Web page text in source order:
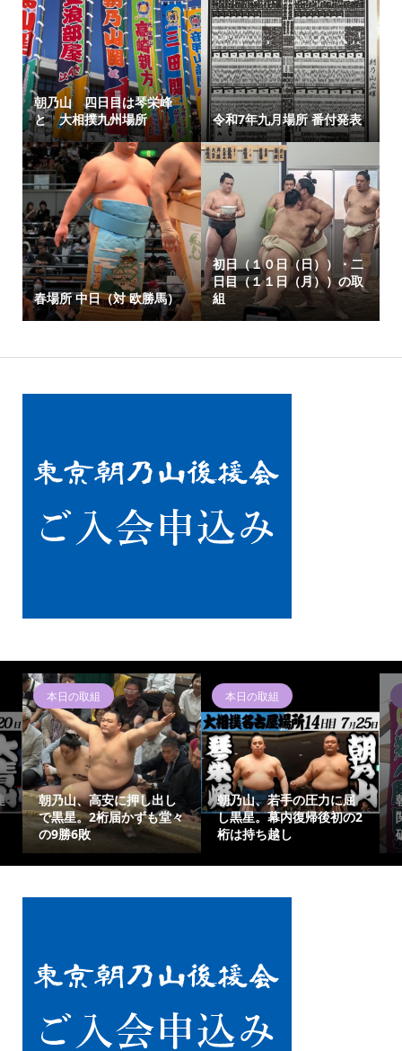
朝乃山 四日目は琴栄峰
と 大相撲九州場所
令和7年九月場所 番付発表
春場所 中日（対 欧勝馬）
初日（１０日（日））・二
日目（１１日（月））の取
組
本日の取組
朝乃山、高安に押し出し
で黒星。2桁届かずも堂々
の9勝6敗
本日の取組
朝乃山、若手の圧力に屈
し黒星。幕内復帰後初の2
桁は持ち越し